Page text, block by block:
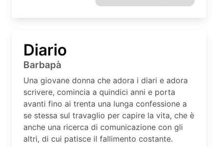
Diario
Barbapà
Una giovane donna che adora i diari e adora
scrivere, comincia a quindici anni e porta
avanti fino ai trenta una lunga confessione a
se stessa sul travaglio per capire la vita, che è
anche una ricerca di comunicazione con gli
altri, di cui patisce il fallimento costante.